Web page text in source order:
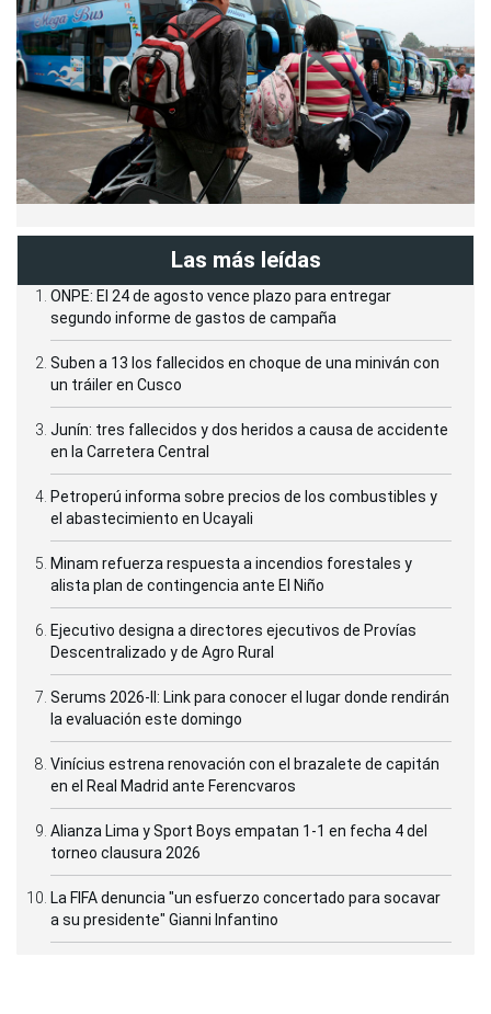
Las más leídas
ONPE: El 24 de agosto vence plazo para entregar
segundo informe de gastos de campaña
Suben a 13 los fallecidos en choque de una miniván con
un tráiler en Cusco
Junín: tres fallecidos y dos heridos a causa de accidente
en la Carretera Central
Petroperú informa sobre precios de los combustibles y
el abastecimiento en Ucayali
Minam refuerza respuesta a incendios forestales y
alista plan de contingencia ante El Niño
Ejecutivo designa a directores ejecutivos de Provías
Descentralizado y de Agro Rural
Serums 2026-II: Link para conocer el lugar donde rendirán
la evaluación este domingo
Vinícius estrena renovación con el brazalete de capitán
en el Real Madrid ante Ferencvaros
Alianza Lima y Sport Boys empatan 1-1 en fecha 4 del
torneo clausura 2026
La FIFA denuncia "un esfuerzo concertado para socavar
a su presidente" Gianni Infantino